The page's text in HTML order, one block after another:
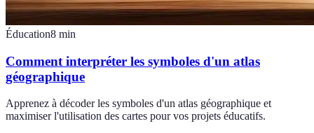
Éducation8 min
Comment interpréter les symboles d'un atlas
géographique
Apprenez à décoder les symboles d'un atlas géographique et
maximiser l'utilisation des cartes pour vos projets éducatifs.